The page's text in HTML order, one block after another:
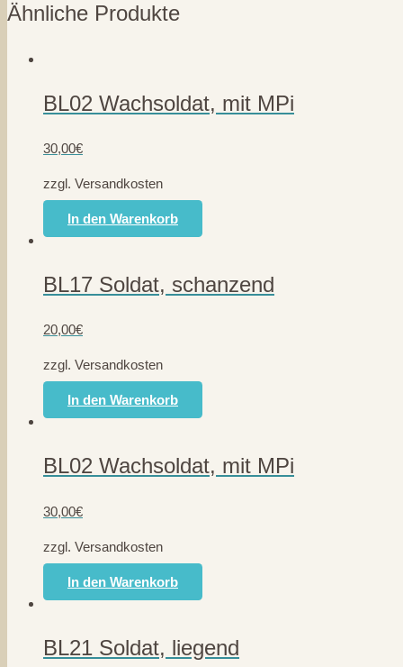
Ähnliche Produkte
BL02 Wachsoldat, mit MPi
30,00€
zzgl. Versandkosten
In den Warenkorb
BL17 Soldat, schanzend
20,00€
zzgl. Versandkosten
In den Warenkorb
BL02 Wachsoldat, mit MPi
30,00€
zzgl. Versandkosten
In den Warenkorb
BL21 Soldat, liegend